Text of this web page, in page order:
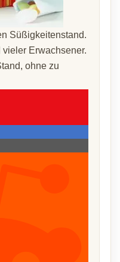
Süßigkeitenstand.
Erwachsener.
ohne zu